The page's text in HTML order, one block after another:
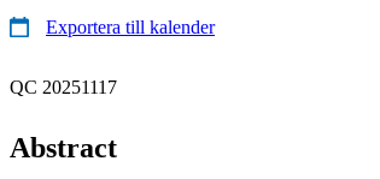
Exportera till kalender
QC 20251117
Abstract